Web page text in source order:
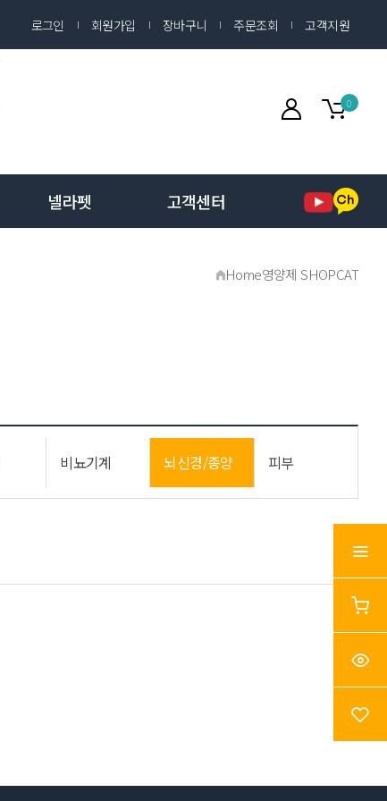
로그인 회원가입 장바구니 주문조회 고객지원
0
넬라펫 고객센터
Home영양제 SHOPCAT
비뇨기계 뇌신경/종양 피부